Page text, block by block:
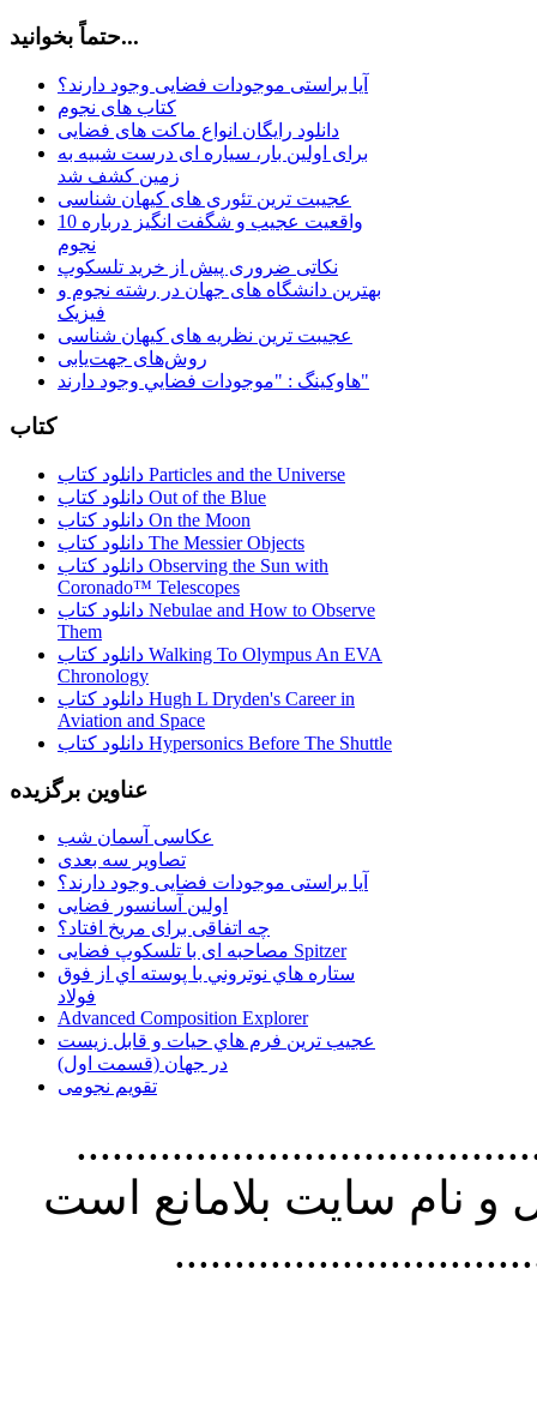
حتماً بخوانید...
آیا براستی موجودات فضایی وجود دارند؟
کتاب های نجوم
دانلود رایگان انواع ماکت های فضایی
برای اولین بار، سیاره ای درست شبیه به
زمین کشف شد
عجیبت ترین تئوری های کیهان شناسی
10 واقعیت عجیب و شگفت انگیز درباره
نجوم
نکاتی ضروری پیش از خرید تلسکوپ
بهترین دانشگاه های جهان در رشته نجوم و
فیزیک
عجیبت ترین نظریه های کیهان شناسی
روش‌های جهت‌یابی
هاوكينگ : "موجودات فضايي وجود دارند"
کتاب
دانلود کتاب Particles and the Universe
دانلود کتاب Out of the Blue
دانلود کتاب On the Moon
دانلود کتاب The Messier Objects
دانلود کتاب Observing the Sun with
Coronado™ Telescopes
دانلود کتاب Nebulae and How to Observe
Them
دانلود کتاب Walking To Olympus An EVA
Chronology
دانلود کتاب Hugh L Dryden's Career in
Aviation and Space
دانلود کتاب Hypersonics Before The Shuttle
عناوین برگزیده
عکاسی آسمان شب
تصاویر سه بعدی
آیا براستی موجودات فضایی وجود دارند؟
اولین آسانسور فضایی
چه اتفاقی برای مریخ افتاد؟
مصاحبه ای با تلسکوپ فضایی Spitzer
ستاره هاي نوتروني با پوسته اي از فوق
فولاد
Advanced Composition Explorer
عجیب ترین فرم هاي حيات و قابل زيست
در جهان (قسمت اول)
تقویم نجومی
استفاده از
نام سايت بلامانع است